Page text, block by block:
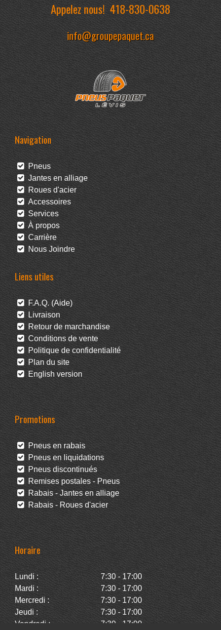
Appelez nous!418-830-0638
info@groupepaquet.ca
Navigation
Pneus
Jantes en alliage
Roues d'acier
Accessoires
Services
À propos
Carrière
Nous Joindre
Liens utiles
F.A.Q. (Aide)
Livraison
Retour de marchandise
Conditions de vente
Politique de confidentialité
Plan du site
English version
Promotions
Pneus en rabais
Pneus en liquidations
Pneus discontinués
Remises postales - Pneus
Rabais - Jantes en alliage
Rabais - Roues d'acier
Horaire
Lundi :
7:30 - 17:00
Mardi :
7:30 - 17:00
Mercredi :
7:30 - 17:00
Jeudi :
7:30 - 17:00
Vendredi :
7:30 - 17:00